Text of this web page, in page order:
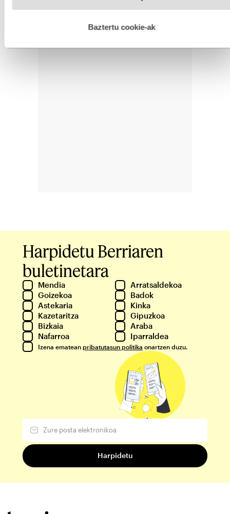
esplizitua ematen diguzu.Gehiago irakurri
Baztertu cookie-ak
Harpidetu Berriaren
buletinetara
Mendia
Arratsaldekoa
Goizekoa
Badok
Astekaria
Kinka
Kazetaritza
Gipuzkoa
Bizkaia
Araba
Nafarroa
Iparraldea
Izena ematean pribatutasun politika onartzen duzu.